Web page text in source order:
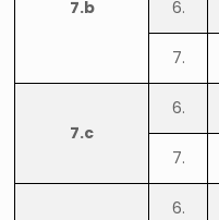
7.b 6.
7.
7.c
6.
7.
6.